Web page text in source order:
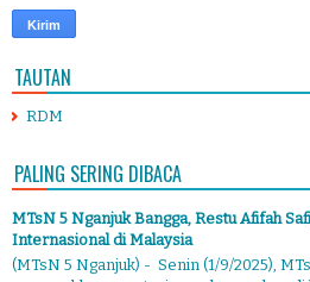
TAUTAN
RDM
PALING SERING DIBACA
MTsN 5 Nganjuk Bangga, Restu Afifah
Internasional di Malaysia
(MTsN 5 Nganjuk) - Senin (1/9/2025),